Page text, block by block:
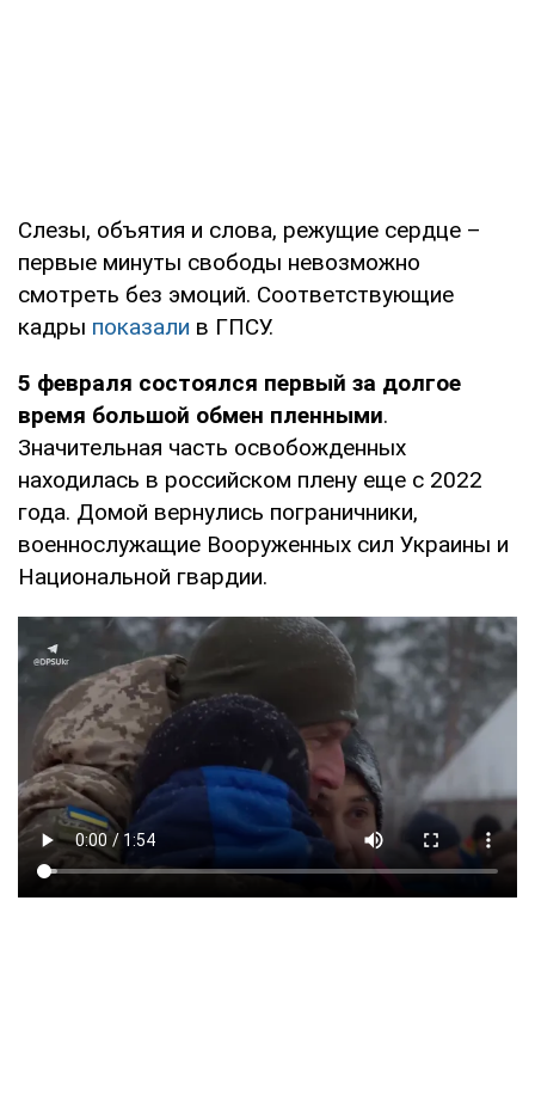
Слезы, объятия и слова, режущие сердце –
первые минуты свободы невозможно
смотреть без эмоций. Соответствующие
кадры показали в ГПСУ.
5 февраля состоялся первый за долгое
время большой обмен пленными.
Значительная часть освобожденных
находилась в российском плену еще с 2022
года. Домой вернулись пограничники,
военнослужащие Вооруженных сил Украины и
Национальной гвардии.